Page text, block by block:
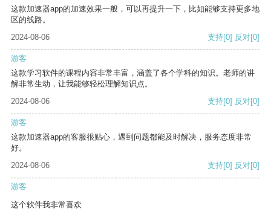
这款加速器app的加速效果一般，可以再提升一下，比如能够支持更多地
区的线路。
2024-08-06
支持[0] 反对[0]
游客
这款学习软件的课程内容非常丰富，涵盖了各个学科的知识。老师的讲
解非常生动，让我能够轻松理解知识点。
2024-08-06
支持[0] 反对[0]
游客
这款加速器app的客服很贴心，遇到问题都能及时解决，服务态度非常
好。
2024-08-06
支持[0] 反对[0]
游客
这个软件我非常喜欢